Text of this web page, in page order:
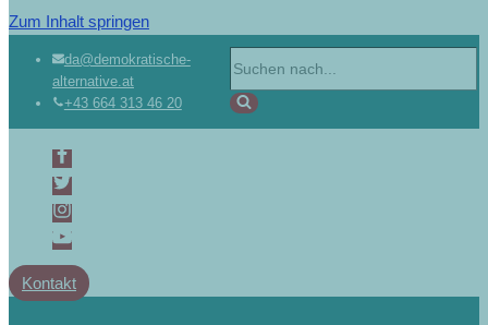
Zum Inhalt springen
da@demokratische-
alternative.at
+43 664 313 46 20
Kontakt